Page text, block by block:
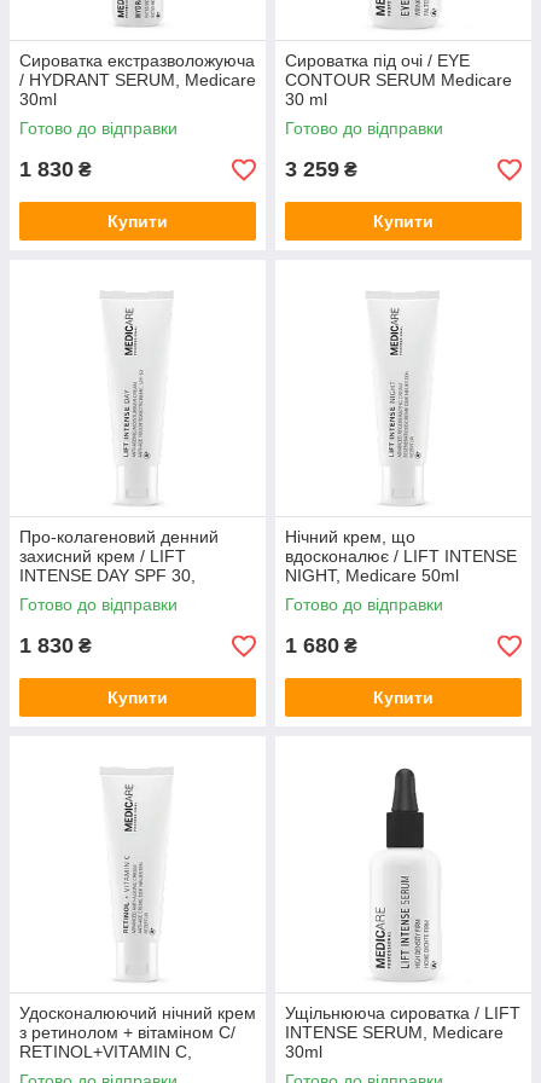
Сироватка екстразволожуюча
/ HYDRANT SERUM, Medicare
30ml
Готово до відправки
1 830 ₴
Купити
Сироватка під очі / EYE
CONTOUR SERUM Medicare
30 ml
Готово до відправки
3 259 ₴
Купити
Про-колагеновий денний
захисний крем / LIFT
INTENSE DAY SPF 30,
Medicare 50 ml
Готово до відправки
1 830 ₴
Купити
Нічний крем, що
вдосконалює / LIFT INTENSE
NIGHT, Medicare 50ml
Готово до відправки
1 680 ₴
Купити
Удосконалюючий нічний крем
з ретинолом + вітаміном C/
RETINOL+VITAMIN C,
Medicare 50 ml
Ущільнююча сироватка / LIFT
INTENSE SERUM, Medicare
30ml